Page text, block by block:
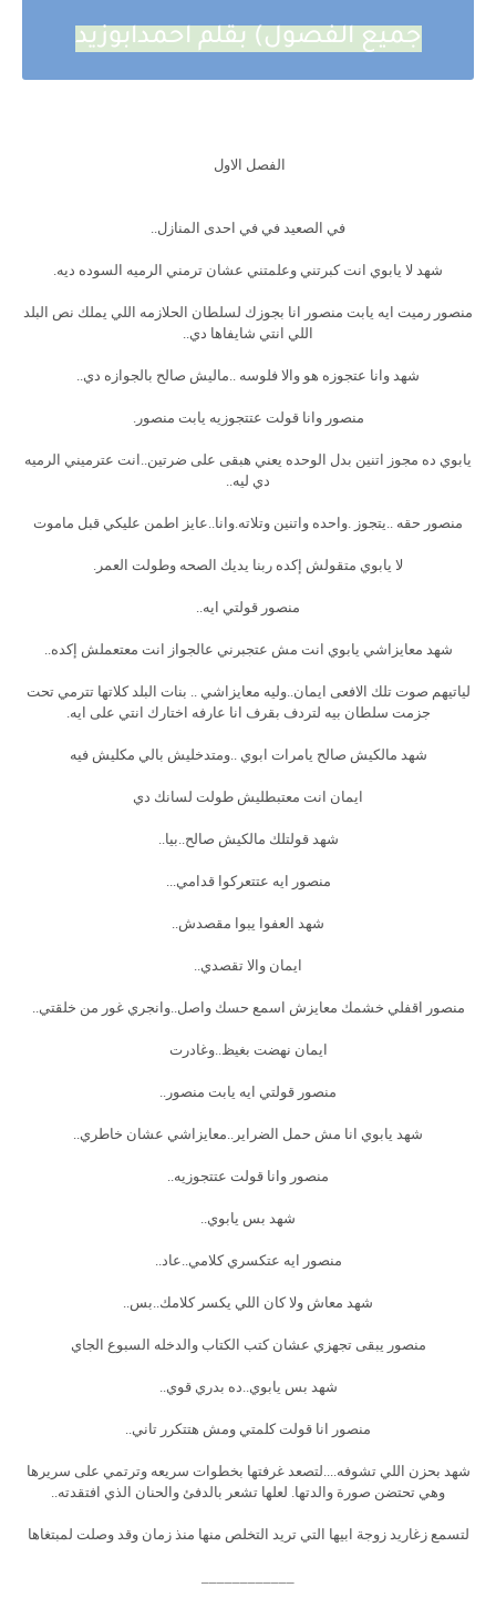
جميع الفصول) بقلم احمدابوزيد
الفصل الاول
في الصعيد في في احدى المنازل..
شهد لا يابوي انت كبرتني وعلمتني عشان ترمني الرميه السوده ديه.
منصور رميت ايه يابت منصور انا بجوزك لسلطان الحلازمه اللي يملك نص البلد
اللي انتي شايفاها دي..
شهد وانا عتجوزه هو والا فلوسه ..ماليش صالح بالجوازه دي..
منصور وانا قولت عتتجوزيه يابت منصور.
يابوي ده مجوز اتنين بدل الوحده يعني هبقى على ضرتين..انت عترميني الرميه
دي ليه..
منصور حقه ..يتجوز .واحده واتنين وتلاته.وانا..عايز اطمن عليكي قبل ماموت
لا يابوي متقولش إكده ربنا يديك الصحه وطولت العمر.
منصور قولتي ايه..
شهد معايزاشي يابوي انت مش عتجبرني عالجواز انت معتعملش إكده..
لياتيهم صوت تلك الافعى ايمان..وليه معايزاشي .. بنات البلد كلاتها تترمي تحت
جزمت سلطان بيه لتردف بقرف انا عارفه اختارك انتي على ايه.
شهد مالكيش صالح يامرات ابوي ..ومتدخليش بالي مكليش فيه
ايمان انت معتبطليش طولت لسانك دي
شهد قولتلك مالكيش صالح..بيا..
منصور ايه عتتعركوا قدامي...
شهد العفوا يبوا مقصدش..
ايمان والا تقصدي..
منصور اقفلي خشمك معايزش اسمع حسك واصل..وانجري غور من خلقتي..
ايمان نهضت بغيظ..وغادرت
منصور قولتي ايه يابت منصور..
شهد يابوي انا مش حمل الضراير..معايزاشي عشان خاطري..
منصور وانا قولت عتتجوزيه..
شهد بس يابوي..
منصور ايه عتكسري كلامي..عاد..
شهد معاش ولا كان اللي يكسر كلامك..بس..
منصور يبقى تجهزي عشان كتب الكتاب والدخله السبوع الجاي
شهد بس يابوي..ده بدري قوي..
منصور انا قولت كلمتي ومش هتتكرر تاني..
شهد بحزن اللي تشوفه....لتصعد غرفتها بخطوات سريعه وترتمي على سريرها
وهي تحتضن صورة والدتها. لعلها تشعر بالدفئ والحنان الذي افتقدته..
لتسمع زغاريد زوجة ابيها التي تريد التخلص منها منذ زمان وقد وصلت لمبتغاها